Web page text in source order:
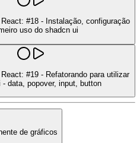
#18 - Instalação, configuração
uso do shadcn ui
#19 - Refatorando para utilizar
- data, popover, input, button
de gráficos